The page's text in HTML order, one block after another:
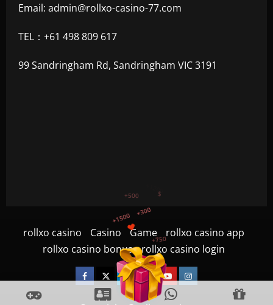
Email: admin@rollxo-casino-77.com
TEL：+61 498 809 617
99 Sandringham Rd, Sandringham VIC 3191
rollxo casino Casino Game
rollxo casino app
rollxo casino bonus
rollxo casino login
Facebook
TwitterLinkedin
VK YoutubeInstagram
+300
+500
+1200
+750